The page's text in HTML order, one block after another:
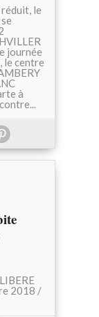
le
journée
le centre
à
2018 /